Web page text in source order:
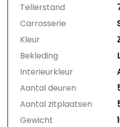
Tellerstand
Carrosserie
Kleur
Bekleding
Interieurkleur
Aantal deuren
Aantal zitplaatsen
Gewicht